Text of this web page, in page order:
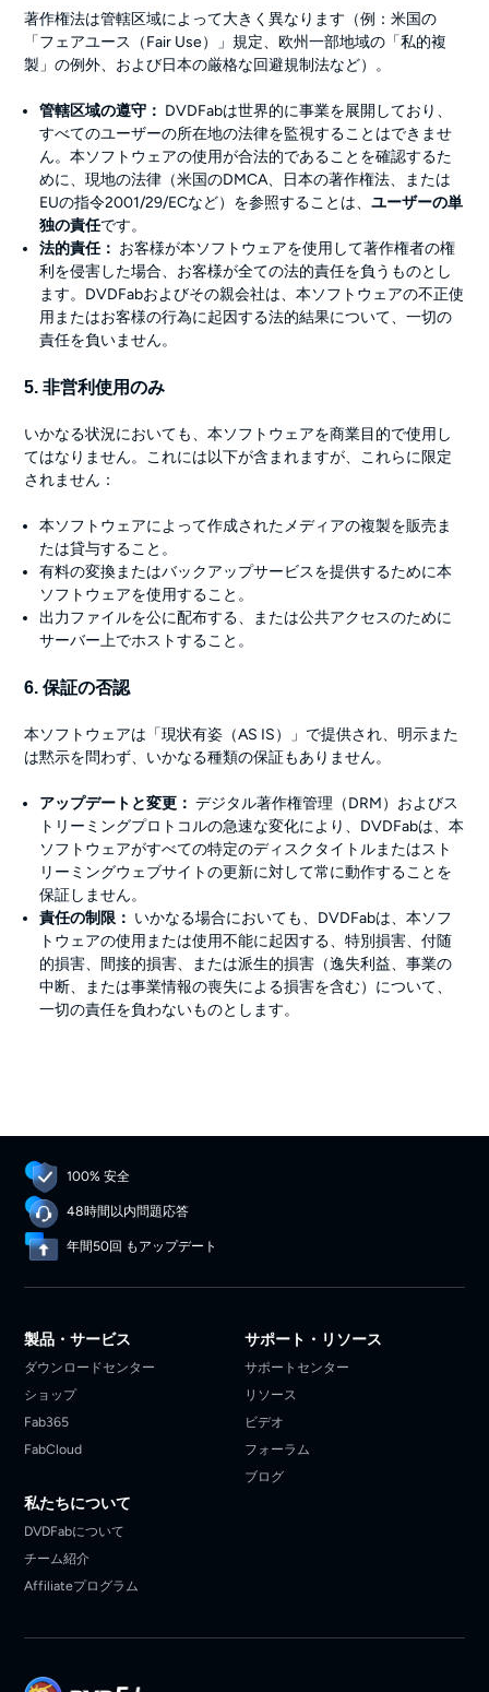
著作権法は管轄区域によって大きく異なります（例：米国の
「フェアユース（Fair Use）」規定、欧州一部地域の「私的複
製」の例外、および日本の厳格な回避規制法など）。
管轄区域の遵守： DVDFabは世界的に事業を展開しており、
すべてのユーザーの所在地の法律を監視することはできませ
ん。本ソフトウェアの使用が合法的であることを確認するた
めに、現地の法律（米国のDMCA、日本の著作権法、または
EUの指令2001/29/ECなど）を参照することは、ユーザーの単
独の責任です。
法的責任： お客様が本ソフトウェアを使用して著作権者の権
利を侵害した場合、お客様が全ての法的責任を負うものとし
ます。DVDFabおよびその親会社は、本ソフトウェアの不正使
用またはお客様の行為に起因する法的結果について、一切の
責任を負いません。
5. 非営利使用のみ
いかなる状況においても、本ソフトウェアを商業目的で使用し
てはなりません。これには以下が含まれますが、これらに限定
されません：
本ソフトウェアによって作成されたメディアの複製を販売ま
たは貸与すること。
有料の変換またはバックアップサービスを提供するために本
ソフトウェアを使用すること。
出力ファイルを公に配布する、または公共アクセスのために
サーバー上でホストすること。
6. 保証の否認
本ソフトウェアは「現状有姿（AS IS）」で提供され、明示また
は黙示を問わず、いかなる種類の保証もありません。
アップデートと変更： デジタル著作権管理（DRM）およびス
トリーミングプロトコルの急速な変化により、DVDFabは、本
ソフトウェアがすべての特定のディスクタイトルまたはスト
リーミングウェブサイトの更新に対して常に動作することを
保証しません。
責任の制限： いかなる場合においても、DVDFabは、本ソフ
トウェアの使用または使用不能に起因する、特別損害、付随
的損害、間接的損害、または派生的損害（逸失利益、事業の
中断、または事業情報の喪失による損害を含む）について、
一切の責任を負わないものとします。
100% 安全
48時間以内問題応答
年間50回 もアップデート
製品・サービス
ダウンロードセンター
ショップ
Fab365
FabCloud
サポート・リソース
サポートセンター
リソース
ビデオ
フォーラム
ブログ
私たちについて
DVDFabについて
チーム紹介
Affiliateプログラム